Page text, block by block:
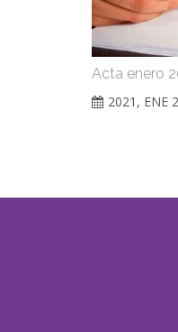
Acta enero
2021, ENE